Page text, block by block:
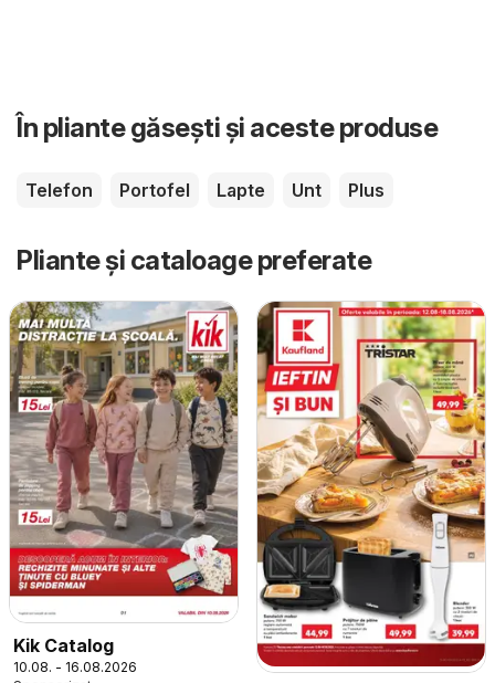
În pliante găsești și aceste produse
Telefon Portofel Lapte Unt Plus
Pliante și cataloage preferate
Kik Catalog
10.08. - 16.08.2026